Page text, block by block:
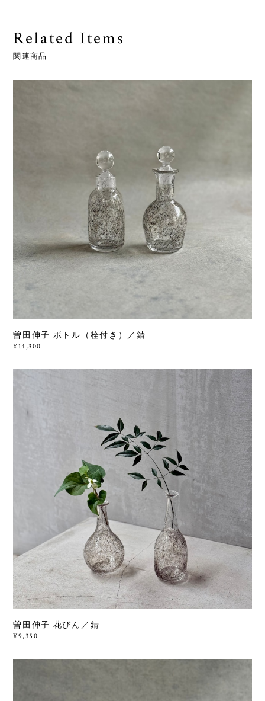
Related Items
関連商品
曽田伸子 ボトル（栓付き）／錆
¥14,300
曽田伸子 花びん／錆
¥9,350